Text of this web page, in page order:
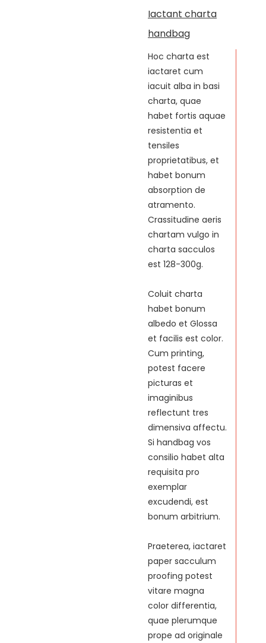
Iactant charta
handbag
Hoc charta est
iactaret cum
iacuit alba in basi
charta, quae
habet fortis aquae
resistentia et
tensiles
proprietatibus, et
habet bonum
absorption de
atramento.
Crassitudine aeris
chartam vulgo in
charta sacculos
est 128-300g.
Coluit charta
habet bonum
albedo et Glossa
et facilis est color.
Cum printing,
potest facere
picturas et
imaginibus
reflectunt tres
dimensiva affectu.
Si handbag vos
consilio habet alta
requisita pro
exemplar
excudendi, est
bonum arbitrium.
Praeterea, iactaret
paper sacculum
proofing potest
vitare magna
color differentia,
quae plerumque
prope ad originale